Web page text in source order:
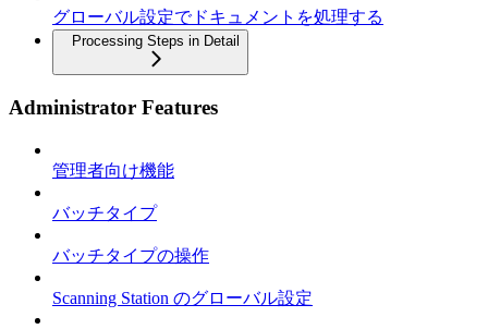
グローバル設定でドキュメントを処理する
Processing Steps in Detail
Administrator Features
管理者向け機能
バッチタイプ
バッチタイプの操作
Scanning Station のグローバル設定